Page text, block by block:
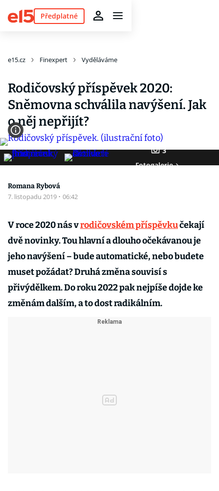
Předplatné
e15.cz Finexpert Vyděláváme
Rodičovský příspěvek 2020:
Sněmovna schválila navýšení. Jak
o něj nepřijít?
3
Fotogalerie
Romana Rybová
7. listopadu 2019 · 06:42
V roce 2020 nás vrodičovském příspěvkučekají
dvě novinky. Tou hlavní a dlouho očekávanou je
jeho navýšení – bude automatické, nebo budete
muset požádat? Druhá změna souvisí s
přivýdělkem. Do roku 2022 pak nejpíše dojde ke
změnám dalším, a to dost radikálním.